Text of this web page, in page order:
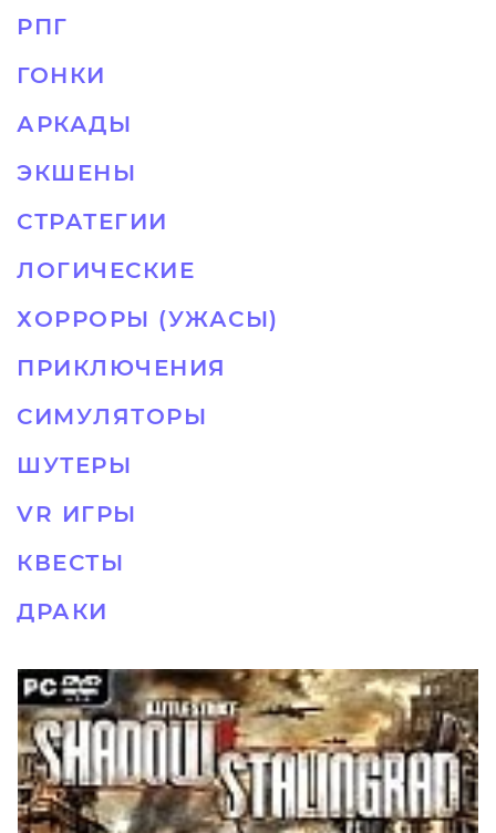
РПГ
ГОНКИ
АРКАДЫ
ЭКШЕНЫ
СТРАТЕГИИ
ЛОГИЧЕСКИЕ
ХОРРОРЫ (УЖАСЫ)
ПРИКЛЮЧЕНИЯ
СИМУЛЯТОРЫ
ШУТЕРЫ
VR ИГРЫ
КВЕСТЫ
ДРАКИ